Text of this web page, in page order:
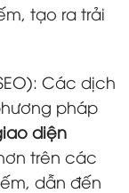
tạo ra trải
Các dịch
pháp
diện
trên các
dẫn đến